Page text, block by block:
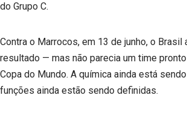
do Grupo C.
Contra o Marrocos, em 13 de junho, o Brasil
resultado — mas não parecia um time
Copa do Mundo. A química ainda está
funções ainda estão sendo definidas.